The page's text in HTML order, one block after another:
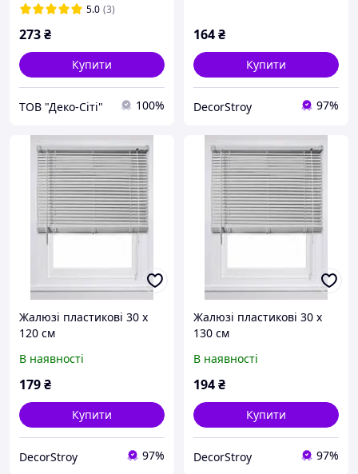
5.0 (3)
273₴
Купити
ТОВ "Деко-Сіті" 100%
164₴
Купити
DecorStroy 97%
Жалюзі пластикові 30 х
120 см
В наявності
179₴
Купити
DecorStroy 97%
Жалюзі пластикові 30 х
130 см
В наявності
194₴
Купити
DecorStroy 97%